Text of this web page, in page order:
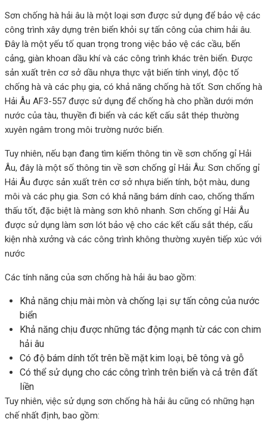
Sơn chống hà hải âu là một loại sơn được sử dụng để bảo vệ các
công trình xây dựng trên biển khỏi sự tấn công của chim hải âu.
Đây là một yếu tố quan trọng trong việc bảo vệ các cầu, bến
cảng, giàn khoan dầu khí và các công trình khác trên biển. Được
sản xuất trên cơ sở dầu nhựa thực vật biến tính vinyl, độc tố
chống hà và các phụ gia, có khả năng chống hà tốt. Sơn chống hà
Hải Âu AF3-557 được sử dụng để chống hà cho phần dưới mớn
nước của tàu, thuyền đi biển và các kết cấu sắt thép thường
xuyên ngâm trong môi trường nước biển.
Tuy nhiên, nếu bạn đang tìm kiếm thông tin về sơn chống gỉ Hải
Âu, đây là một số thông tin về sơn chống gỉ Hải Âu: Sơn chống gỉ
Hải Âu được sản xuất trên cơ sở nhựa biến tính, bột màu, dung
môi và các phụ gia. Sơn có khả năng bám dính cao, chống thẩm
thấu tốt, đặc biệt là màng sơn khô nhanh. Sơn chống gỉ Hải Âu
được sử dụng làm sơn lót bảo vệ cho các kết cấu sắt thép, cấu
kiện nhà xưởng và các công trình không thường xuyên tiếp xúc với
nước
Các tính năng của sơn chống hà hải âu bao gồm:
Khả năng chịu mài mòn và chống lại sự tấn công của nước
biển
Khả năng chịu được những tác động mạnh từ các con chim
hải âu
Có độ bám dính tốt trên bề mặt kim loại, bê tông và gỗ
Có thể sử dụng cho các công trình trên biển và cả trên đất
liền
Tuy nhiên, việc sử dụng sơn chống hà hải âu cũng có những hạn
chế nhất định, bao gồm: